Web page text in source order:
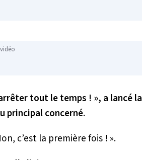
tout le temps ! », a lancé la
principal concerné.
c’est la première fois ! ».